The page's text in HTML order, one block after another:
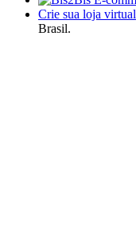
Crie sua loja virtual
Brasil.